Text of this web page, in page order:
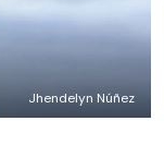
Jhendelyn Núñez